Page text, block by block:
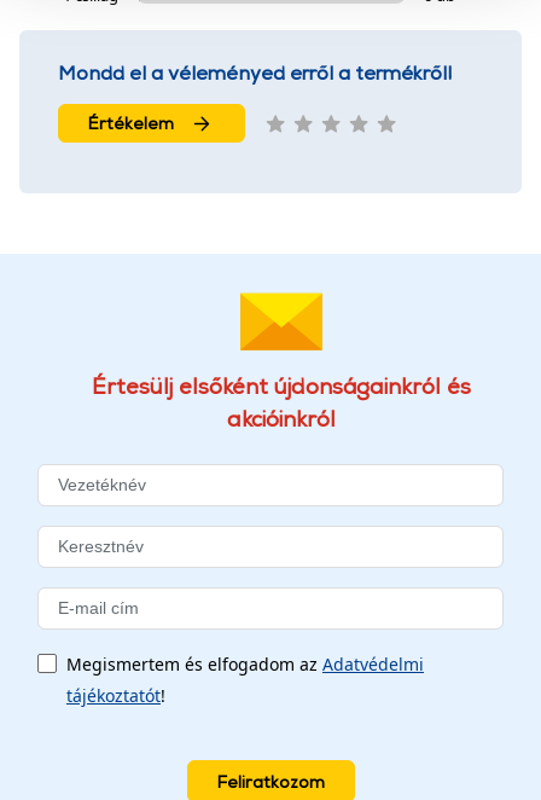
használatával Ön elfogadja a cookie-k használatát.
Mondd el a véleményed erről a termékről!
Értékelem
Értesülj elsőként újdonságainkról és
akcióinkról
Megismertem és elfogadom az Adatvédelmi
tájékoztatót!
Feliratkozom